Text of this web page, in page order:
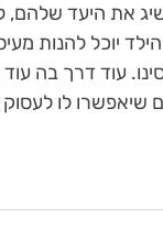
את היעד
יוכל להנות
עוד דרך בה
שיאפשרו לו